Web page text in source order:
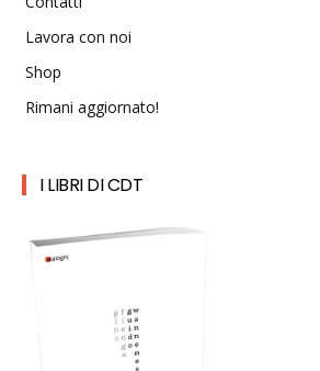
Lavora con noi
Shop
Rimani aggiornato!
I LIBRI DI CDT